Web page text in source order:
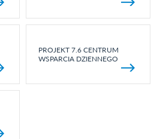
PROJEKT 7.6 CENTRUM
WSPARCIA DZIENNEGO